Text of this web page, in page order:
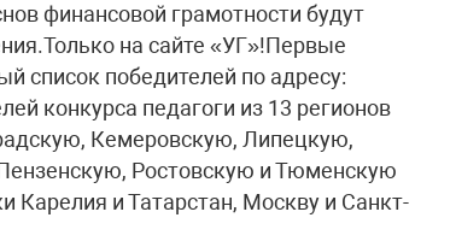
финансовой грамотности будут
на сайте «УГ»!Первые
список победителей по адресу:
конкурса педагоги из 13 регионов
Кемеровскую, Липецкую,
Ростовскую и Тюменскую
Карелия и Татарстан, Москву и Санкт-